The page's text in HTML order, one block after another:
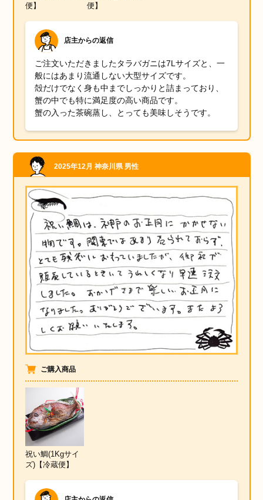
便】
便】
店主からの返信
ご注文いただきましたタラバガニは7Lサイズと、一
般にはあまり流通しない大型サイズです。
殻だけでなく身も中までしっかりと詰まっており、
蟹の中でも特に満足度の高い商品です。
蟹の入った茶碗蒸し、とっても美味しそうです。
2025年12月 神奈川県 男性
ご購入商品
祝い鯛(1Kgサイ
ズ)【冷蔵便】